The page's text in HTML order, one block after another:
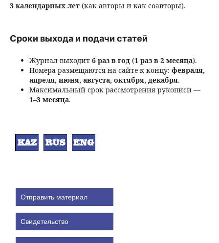
3 календарных лет(как авторы и как соавторы).
Сроки выхода и подачи статей
Журнал выходит 6 раз в год(1 раз в 2 месяца).
Номера размещаются на сайте к концу: февраля,
апреля, июня, августа, октября, декабря.
Максимальный срок рассмотрения рукописи —
1–3 месяца.
Отправить материал
Свидетельство